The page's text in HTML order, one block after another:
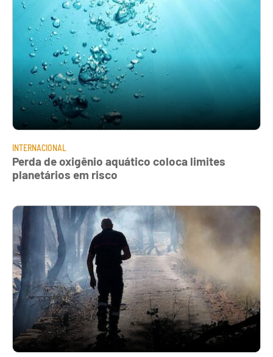
INTERNACIONAL
Perda de oxigênio aquático coloca limites
planetários em risco